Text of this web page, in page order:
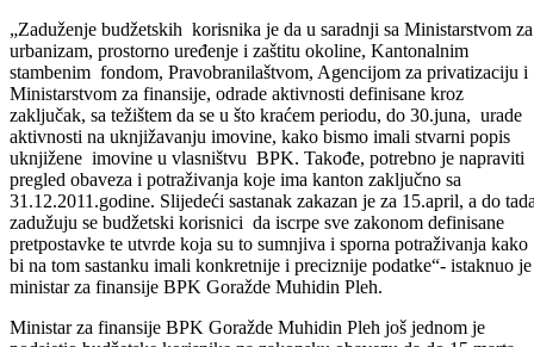
imalo pregled svih obaveza i potraživanja te informaciju uputilo
Vladi BPK.
„Zaduženje budžetskih korisnika je da u saradnji sa Ministarstvom za
urbanizam, prostorno uređenje i zaštitu okoline, Kantonalnim
stambenim fondom, Pravobranilaštvom, Agencijom za privatizaciju i
Ministarstvom za finansije, odrade aktivnosti definisane kroz
zaključak, sa težištem da se u što kraćem periodu, do 30.juna, urade
aktivnosti na uknjižavanju imovine, kako bismo imali stvarni popis
uknjižene imovine u vlasništvu BPK. Takođe, potrebno je napraviti
pregled obaveza i potraživanja koje ima kanton zaključno sa
31.12.2011.godine. Slijedeći sastanak zakazan je za 15.april, a do
zadužuju se budžetski korisnici da iscrpe sve zakonom definisane
bi na tom sastanku imali konkretnije i preciznije podatke“- istaknuo je